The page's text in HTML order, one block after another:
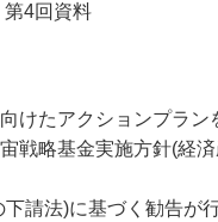
4回資料
けたアクションプラン
戦略基金実施方針(経
請法)に基づく勧告が